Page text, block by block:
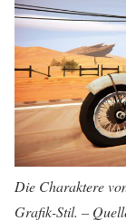
Die Charaktere
Grafik-Stil. –